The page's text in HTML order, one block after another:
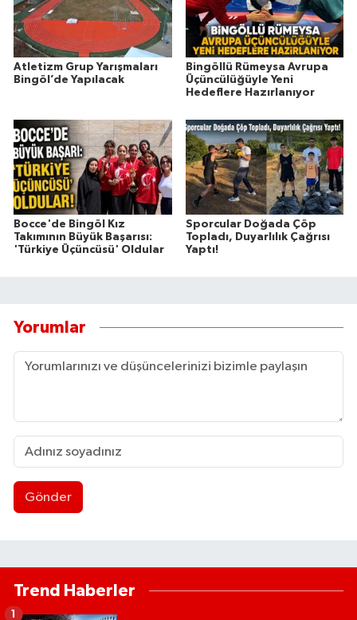
Atletizm Grup Yarışmaları
Bingöl’de Yapılacak
Bingöllü Rümeysa Avrupa
Üçüncülüğüyle Yeni
Hedeflere Hazırlanıyor
Bocce'de Bingöl Kız
Takımının Büyük Başarısı:
'Türkiye Üçüncüsü' Oldular
Sporcular Doğada Çöp
Topladı, Duyarlılık Çağrısı
Yaptı!
Yorumlar
Gönder
Trend Haberler
1